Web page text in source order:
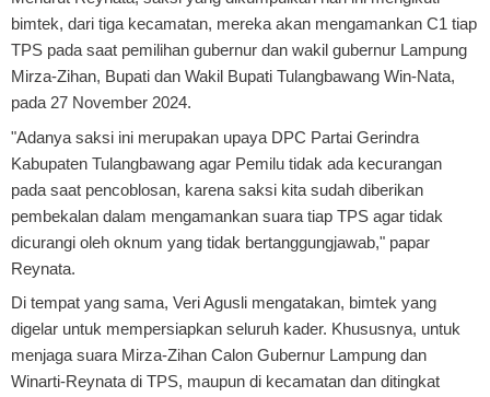
bimtek, dari tiga kecamatan, mereka akan mengamankan C1 tiap
TPS pada saat pemilihan gubernur dan wakil gubernur Lampung
Mirza-Zihan, Bupati dan Wakil Bupati Tulangbawang Win-Nata,
pada 27 November 2024.
"Adanya saksi ini merupakan upaya DPC Partai Gerindra
Kabupaten Tulangbawang agar Pemilu tidak ada kecurangan
pada saat pencoblosan, karena saksi kita sudah diberikan
pembekalan dalam mengamankan suara tiap TPS agar tidak
dicurangi oleh oknum yang tidak bertanggungjawab," papar
Reynata.
Di tempat yang sama, Veri Agusli mengatakan, bimtek yang
digelar untuk mempersiapkan seluruh kader. Khususnya, untuk
menjaga suara Mirza-Zihan Calon Gubernur Lampung dan
Winarti-Reynata di TPS, maupun di kecamatan dan ditingkat